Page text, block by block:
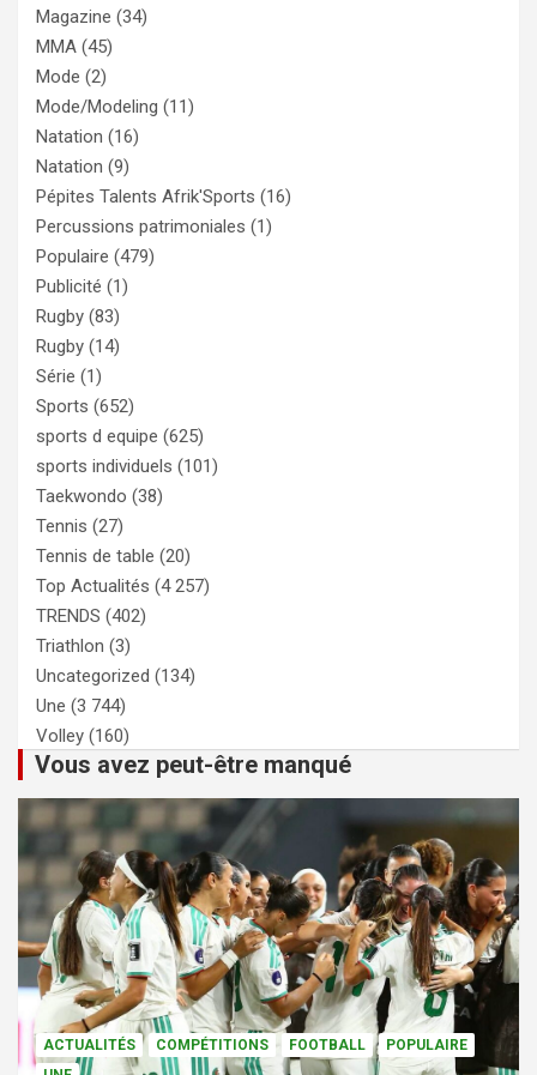
Magazine (34)
MMA (45)
Mode (2)
Mode/Modeling (11)
Natation (16)
Natation (9)
Pépites Talents Afrik'Sports (16)
Percussions patrimoniales (1)
Populaire (479)
Publicité (1)
Rugby (83)
Rugby (14)
Série (1)
Sports (652)
sports d equipe (625)
sports individuels (101)
Taekwondo (38)
Tennis (27)
Tennis de table (20)
Top Actualités (4 257)
TRENDS (402)
Triathlon (3)
Uncategorized (134)
Une (3 744)
Volley (160)
Vous avez peut-être manqué
ACTUALITÉS COMPÉTITIONS FOOTBALL
POPULAIRE